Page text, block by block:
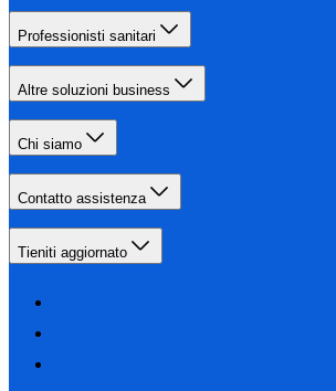
Professionisti sanitari
Altre soluzioni business
Chi siamo
Contatto assistenza
Tieniti aggiornato